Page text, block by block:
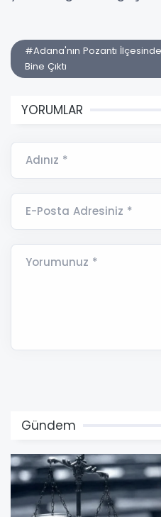
#Adana'nın Pozantı
Bine Çıktı
YORUMLAR
Adınız *
E-Posta Adresiniz *
Yorumunuz *
Gündem